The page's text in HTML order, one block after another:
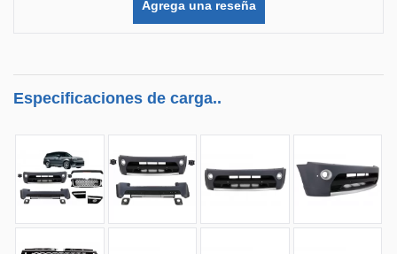
Agrega una reseña
Especificaciones de carga..